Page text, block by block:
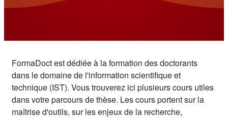
FormaDoct est dédiée à la formation des doctorants
dans le domaine de l'information scientifique et
technique (IST). Vous trouverez ici plusieurs cours utiles
dans votre parcours de thèse. Les cours portent sur la
maîtrise d'outils, sur les enjeux de la recherche,